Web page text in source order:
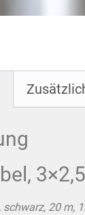
20 m,